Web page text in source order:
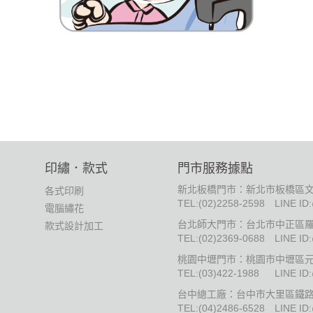
印繡．款式
各式印刷
電腦繡花
款式設計加工
門市服務據點
新北板橋門市：新北市板橋區
TEL:(02)2258-2598
LINE
台北師大門市：台北市中正區
TEL:(02)2369-0688
LINE
桃園中壢門市：桃園市中壢區
TEL:(03)422-1988
LINE
台中總工廠：台中市大里區鐵
TEL:(04)2486-6528 LINE